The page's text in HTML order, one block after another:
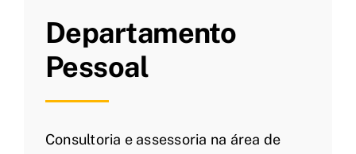
Departamento
Pessoal
Consultoria e assessoria na área de